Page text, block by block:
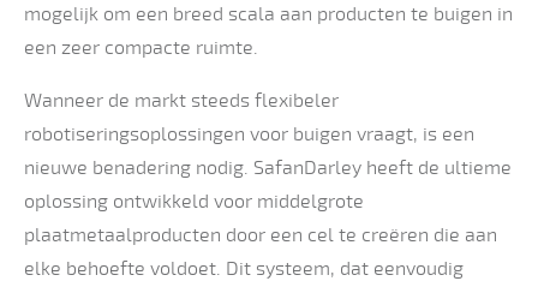
mogelijk om een breed scala aan producten te buigen in
een zeer compacte ruimte.
Wanneer de markt steeds flexibeler
robotiseringsoplossingen voor buigen vraagt, is een
nieuwe benadering nodig. SafanDarley heeft de ultieme
oplossing ontwikkeld voor middelgrote
plaatmetaalproducten door een cel te creëren die aan
elke behoefte voldoet. Dit systeem, dat eenvoudig